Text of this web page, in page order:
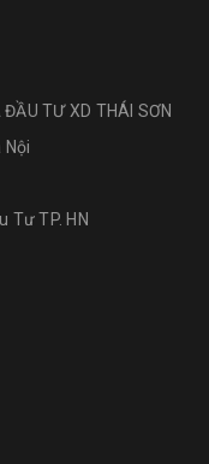
TƯ XD THÁI SƠN
Nội
Tư TP. HN